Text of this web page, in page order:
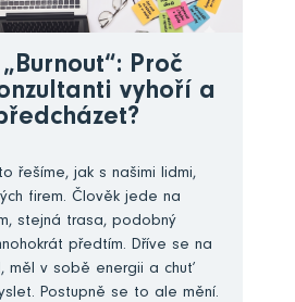
Proč
vyhoří a
řešíme, jak s našimi lidmi,
firem. Člověk jede na
stejná trasa, podobný
předtím. Dříve se na
měl v sobě energii a chuť
Postupně se to ale mění.